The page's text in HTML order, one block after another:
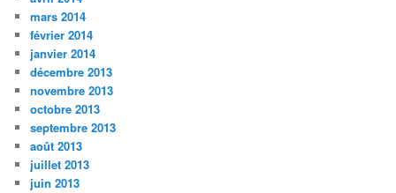
mars 2014
février 2014
janvier 2014
décembre 2013
novembre 2013
octobre 2013
septembre 2013
août 2013
juillet 2013
juin 2013